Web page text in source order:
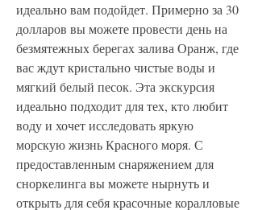
идеально вам подойдет. Примерно за 30
долларов вы можете провести день на
безмятежных берегах залива Оранж, где
вас ждут кристально чистые воды и
мягкий белый песок. Эта экскурсия
идеально подходит для тех, кто любит
воду и хочет исследовать яркую
морскую жизнь Красного моря. С
предоставленным снаряжением для
сноркелинга вы можете нырнуть и
открыть для себя красочные коралловые